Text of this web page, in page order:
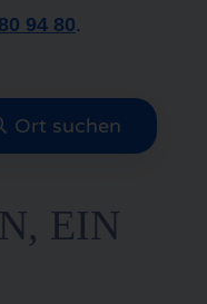
94 80.
EIN